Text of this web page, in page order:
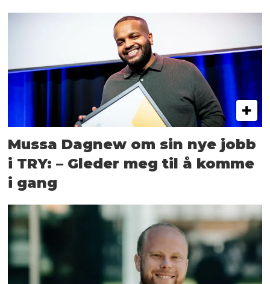
Mussa Dagnew om sin nye jobb
i TRY: – Gleder meg til å komme
i gang